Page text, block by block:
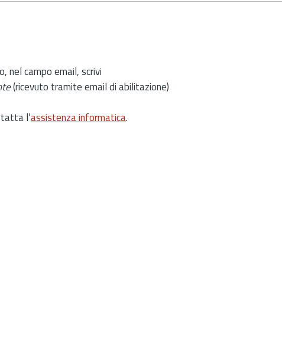
nel campo email, scrivi
(ricevuto tramite email di abilitazione)
l’assistenza informatica.